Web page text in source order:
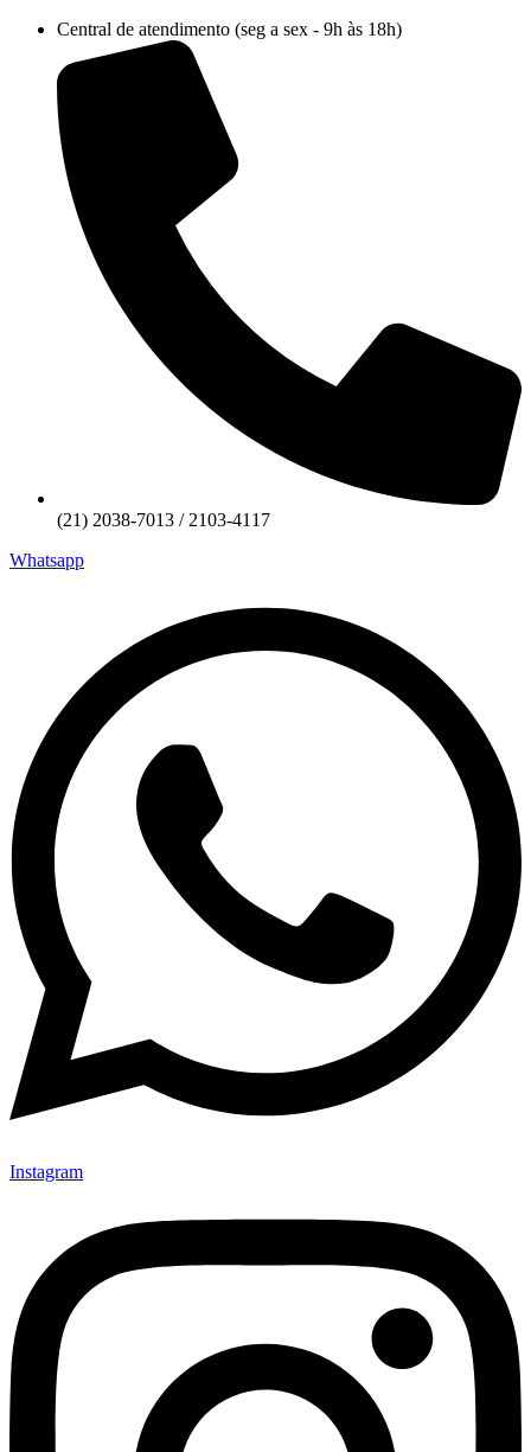
conteúdo
Central de atendimento (seg a sex - 9h às 18h)
(21) 2038-7013 / 2103-4117
Whatsapp
Instagram